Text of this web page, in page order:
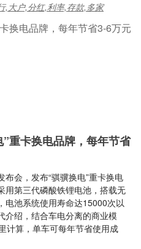
,大户,分红,利率,存款,多家
重卡换电品牌，每年节省
会，发布“骐骥换电”重卡换电
用第三代磷酸铁锂电池，搭载无
电池系统使用寿命达15000次以
介绍，结合车电分离的商业模
计算，单车可每年节省使用成